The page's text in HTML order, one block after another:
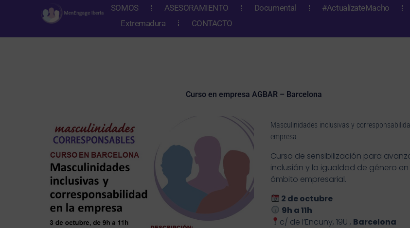
SOMOS ASESORAMIENTO Documental #ActualízateMacho
Extremadura
CONTACTO
Curso en empresa AGBAR – Barcelona
Masculinidades inclusivas y
empresa
Curso de sensibilización para
inclusión y la igualdad de género en
ámbito empresarial.
2 de octubre
9h a 11h
c/ de l’Encuny, 19U , Barcelona